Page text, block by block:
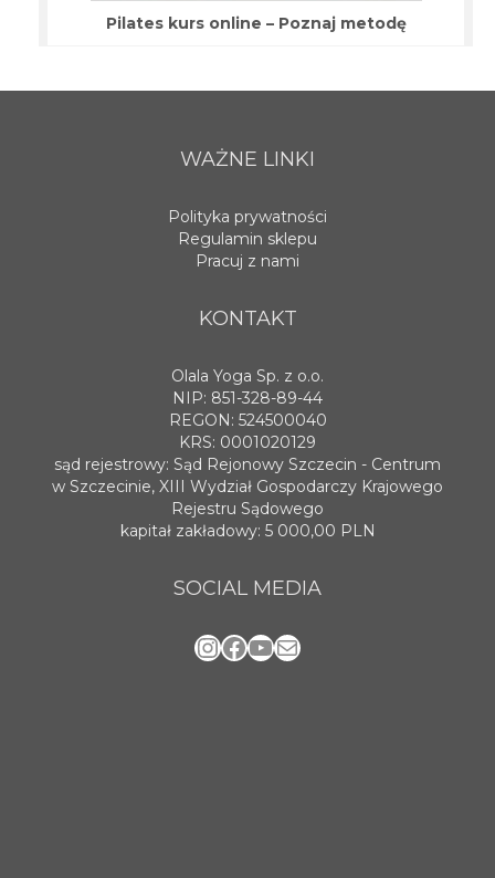
Pilates kurs online – Poznaj metodę
WAŻNE LINKI
Polityka prywatności
Regulamin sklepu
Pracuj z nami
KONTAKT
Olala Yoga Sp. z o.o.
NIP: 851-328-89-44
REGON: 524500040
KRS: 0001020129
sąd rejestrowy: Sąd Rejonowy Szczecin - Centrum
w Szczecinie, XIII Wydział Gospodarczy Krajowego
Rejestru Sądowego
kapitał zakładowy: 5 000,00 PLN
SOCIAL MEDIA
Instagram
Facebook
YouTube
Mail